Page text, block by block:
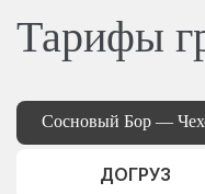
Тарифы
Сосновый Бор —
ДОГРУЗ